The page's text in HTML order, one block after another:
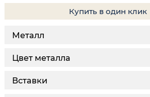
Купить в один клик
Металл
Цвет металла
Вставки